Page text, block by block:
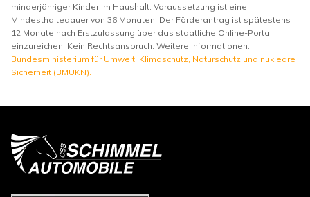
minderjähriger Kinder im Haushalt. Voraussetzung ist eine
Mindesthaltedauer von 36 Monaten. Der Förderantrag ist spätestens
12 Monate nach Erstzulassung über das staatliche Online-Portal
einzureichen. Kein Rechtsanspruch. Weitere Informationen:
Bundesministerium für Umwelt, Klimaschutz, Naturschutz und nukleare
Sicherheit (BMUKN).